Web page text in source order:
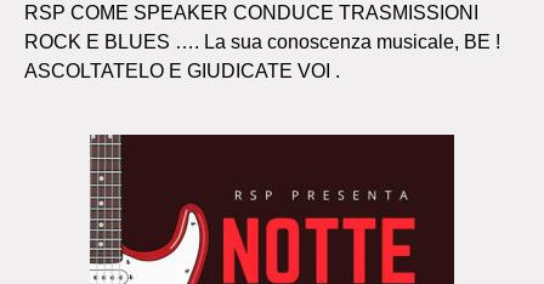
RSP COME SPEAKER CONDUCE TRASMISSIONI
ROCK E BLUES …. La sua conoscenza musicale, BE !
ASCOLTATELO E GIUDICATE VOI .